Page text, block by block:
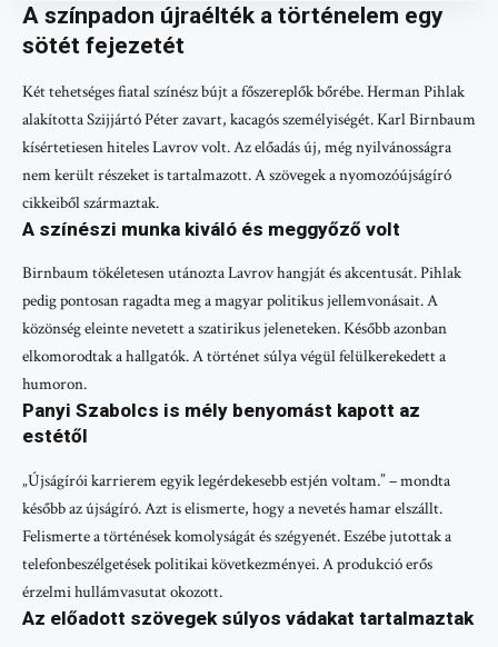
A színpadon újraélték a történelem egy
sötét fejezetét
Két tehetséges fiatal színész bújt a főszereplők bőrébe. Herman Pihlak
alakította Szijjártó Péter zavart, kacagós személyiségét. Karl Birnbaum
kísértetiesen hiteles Lavrov volt. Az előadás új, még nyilvánosságra
nem került részeket is tartalmazott. A szövegek a nyomozóújságíró
cikkeiből származtak.
A színészi munka kiváló és meggyőző volt
Birnbaum tökéletesen utánozta Lavrov hangját és akcentusát. Pihlak
pedig pontosan ragadta meg a magyar politikus jellemvonásait. A
közönség eleinte nevetett a szatirikus jeleneteken. Később azonban
elkomorodtak a hallgatók. A történet súlya végül felülkerekedett a
humoron.
Panyi Szabolcs is mély benyomást kapott az
estétől
„Újságírói karrierem egyik legérdekesebb estjén voltam.” – mondta
később az újságíró. Azt is elismerte, hogy a nevetés hamar elszállt.
Felismerte a történések komolyságát és szégyenét. Eszébe jutottak a
telefonbeszélgetések politikai következményei. A produkció erős
érzelmi hullámvasutat okozott.
Az előadott szövegek súlyos vádakat tartalmaztak